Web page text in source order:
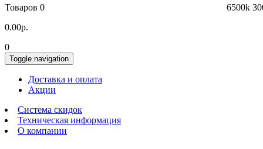
Товаров 0
0.00р.
0
Toggle navigation
Доставка и оплата
Акции
Система скидок
Техническая информация
О компании
6500k